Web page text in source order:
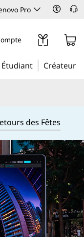
Pro
Étudiant Créateur
des Fêtes